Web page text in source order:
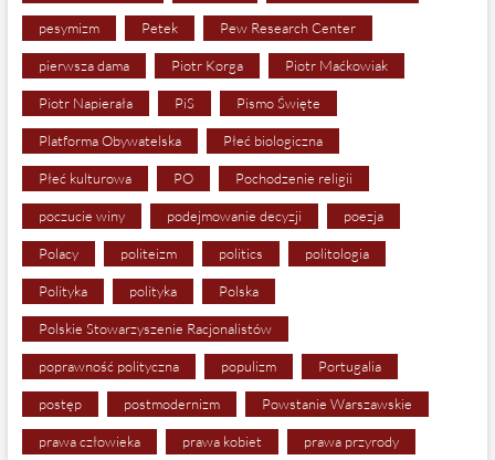
pesymizm Petek Pew Research Center
pierwsza dama Piotr Korga Piotr Maćkowiak
Piotr Napierała PiS Pismo Święte
Platforma Obywatelska Płeć biologiczna
Płeć kulturowa PO Pochodzenie religii
poczucie winy podejmowanie decyzji poezja
Polacy politeizm politics politologia
Polityka polityka Polska
Polskie Stowarzyszenie Racjonalistów
poprawność polityczna populizm Portugalia
postęp postmodernizm Powstanie Warszawskie
prawa człowieka prawa kobiet prawa przyrody